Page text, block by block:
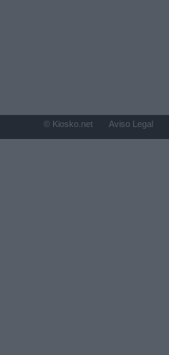
© Kiosko.net Aviso Legal